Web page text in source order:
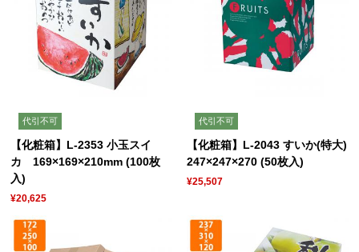
代引不可
【化粧箱】L-2353 小玉スイ
カ 169×169×210mm (100枚
入)
¥20,625
代引不可
【化粧箱】L-2043 すいか(特大)
247×247×270 (50枚入)
¥25,507